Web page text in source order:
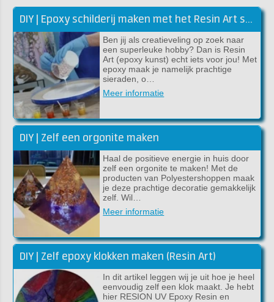
DIY | Epoxy schilderij maken met het Resin Art starterspakket
Ben jij als creatieveling op zoek naar
een superleuke hobby? Dan is Resin
Art (epoxy kunst) echt iets voor jou! Met
epoxy maak je namelijk prachtige
sieraden, o…
Meer informatie
DIY | Zelf een orgonite maken
Haal de positieve energie in huis door
zelf een orgonite te maken! Met de
producten van Polyestershoppen maak
je deze prachtige decoratie gemakkelijk
zelf. Wil…
Meer informatie
DIY | Zelf epoxy klokken maken (Resin Art)
In dit artikel leggen wij je uit hoe je heel
eenvoudig zelf een klok maakt. Je hebt
hier RESION UV Epoxy Resin en